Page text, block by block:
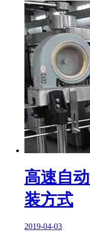
高速自
装方式
2019-04-03